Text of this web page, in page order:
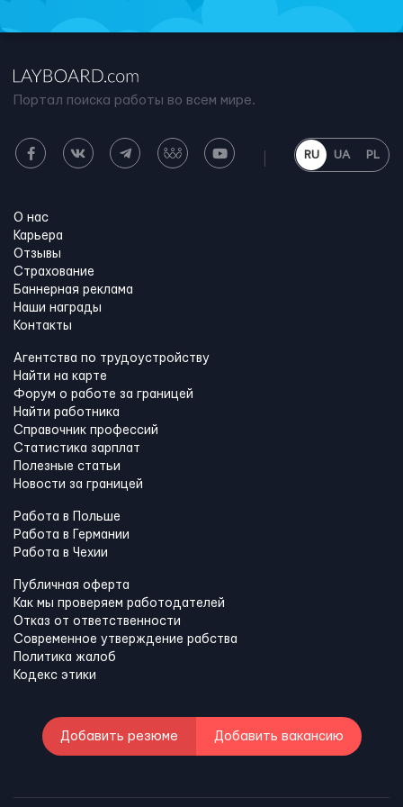
Портал поиска работы во всем мире.
RU UA PL
О нас
Карьера
Отзывы
Страхование
Баннерная реклама
Наши награды
Контакты
Агентства по трудоустройству
Найти на карте
Форум о работе за границей
Найти работника
Справочник профессий
Статистика зарплат
Полезные статьи
Новости за границей
Работа в Польше
Работа в Германии
Работа в Чехии
Публичная оферта
Как мы проверяем работодателей
Отказ от ответственности
Современное утверждение рабства
Политика жалоб
Кодекс этики
Добавить резюме Добавить вакансию